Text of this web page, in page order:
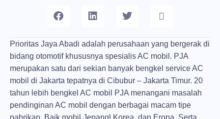
Prioritas Jaya Abadi adalah perusahaan yang bergerak di
bidang otomotif khususnya spesialis AC mobil. PJA
merupakan satu dari sekian banyak bengkel service AC
mobil di Jakarta tepatnya di Cibubur – Jakarta Timur. 20
tahun lebih bengkel AC mobil PJA menangani masalah
pendinginan AC mobil dengan berbagai macam tipe
pabrikan. Baik mobil Jepangl Korea, dan Eropa. Serta